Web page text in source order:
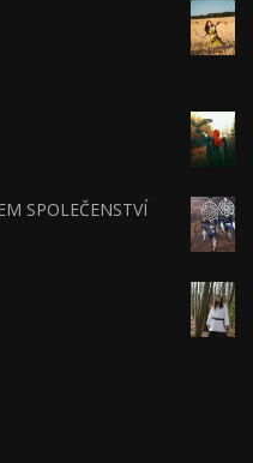
SPOLEČENSTVÍ